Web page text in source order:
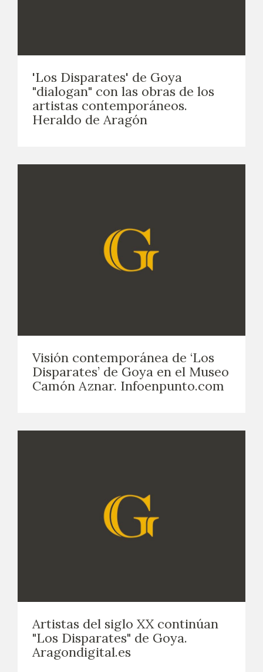
'Los Disparates' de Goya
"dialogan" con las obras de los
artistas contemporáneos.
Heraldo de Aragón
Visión contemporánea de ‘Los
Disparates’ de Goya en el Museo
Camón Aznar. Infoenpunto.com
Artistas del siglo XX continúan
"Los Disparates" de Goya.
Aragondigital.es